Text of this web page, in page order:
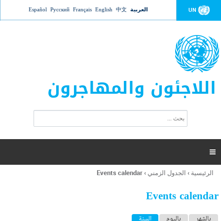
Jump to navigation UN العربية 中文
English
Français
Русский
Español
اللاجئون والمهاجرون
ت
ر
ل
ح
ب

أنت
هنا
الرئيسية › الجدول الزمني ›
Events calendar
Events calendar